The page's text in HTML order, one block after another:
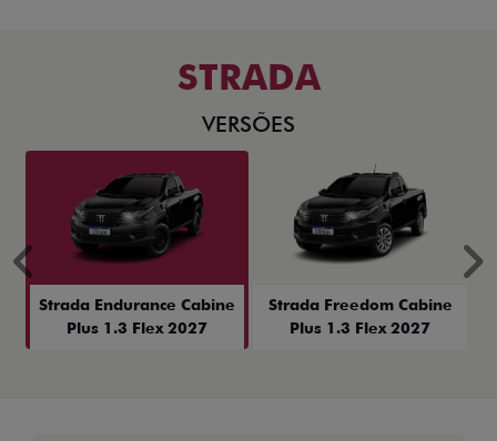
STRADA
VERSÕES
Strada Endurance Cabine
Plus 1.3 Flex 2027
Strada Freedom Cabine
Plus 1.3 Flex 2027
Anterior